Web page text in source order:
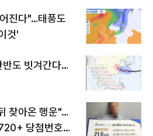
진다"…태풍도
것'
반도 빗겨간다…
찾아온 행운"…
당첨번호조